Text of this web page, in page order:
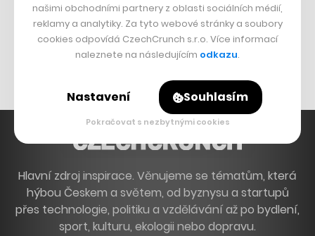
Bomma není tichá
Originální hodinky
Nábytek z betonu
Hlavní zdroj inspirace. Věnujeme se tématům, která
hýbou Českem a světem, od byznysu a startupů
přes technologie, politiku a vzdělávání až po bydlení,
sport, kulturu, ekologii nebo dopravu.
našimi obchodními partnery z oblasti sociálních médií,
reklamy a analytiky. Za tyto webové stránky a soubory
cookies odpovídá CzechCrunch s.r.o. Více informací
naleznete na následujícím odkazu.
Nastavení Souhlasím
Pokračovat s nezbytnými cookies